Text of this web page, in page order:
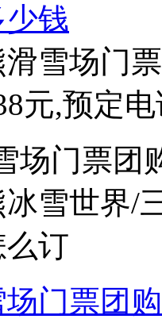
钱
雪场门
元,预定
门票团